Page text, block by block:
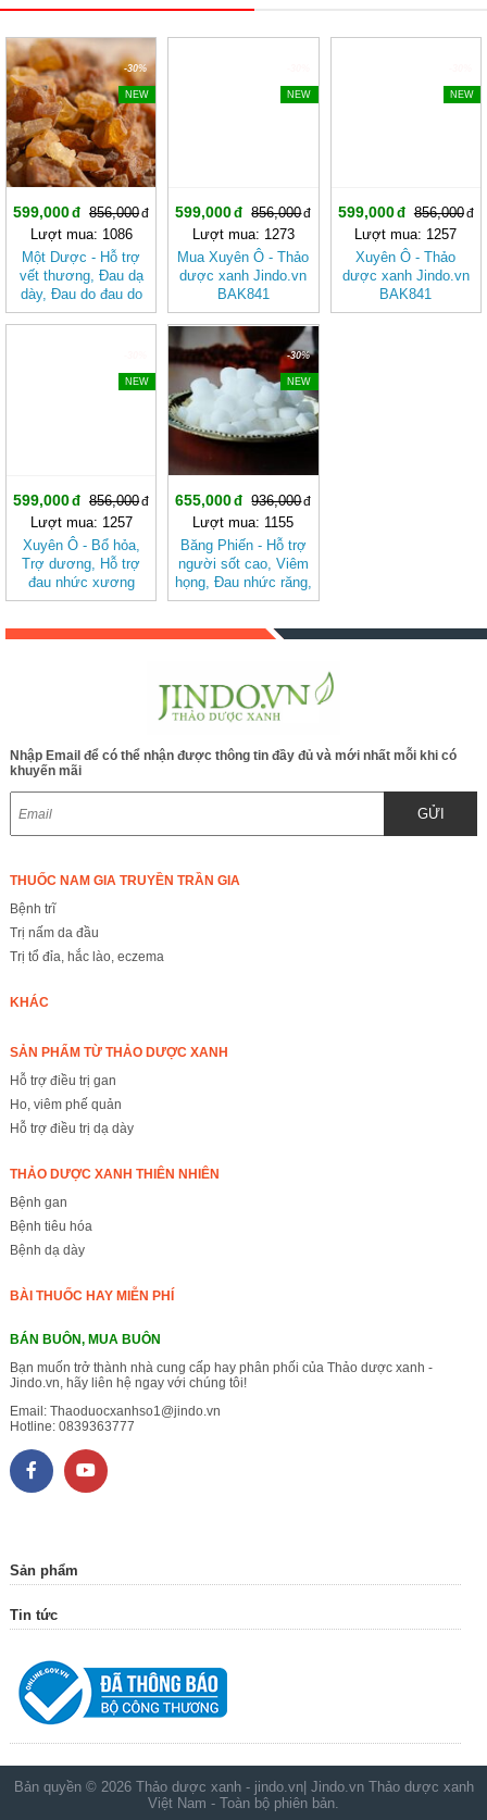
-30%
NEW
599,000
856,000
Lượt mua: 1086
Một Dược - Hỗ trợ
vết thương, Ðau dạ
dày, Ðau do đau do
chấn thương, Đau
NEW
599,000
856,000
Lượt mua: 1273
Mua Xuyên Ô - Thảo
dược xanh Jindo.vn
BAK841
NEW
599,000
856,000
Lượt mua: 1257
Xuyên Ô - Thảo
dược xanh Jindo.vn
BAK841
NEW
599,000
856,000
Lượt mua: 1257
Xuyên Ô - Bổ hỏa,
Trợ dương, Hỗ trợ
đau nhức xương
khớp BAK841
-30%
NEW
655,000
936,000
Lượt mua: 1155
Băng Phiến - Hỗ trợ
người sốt cao, Viêm
họng, Đau nhức răng,
Đầu đau chóng mặt
Nhập Email để có thể nhận được thông tin đầy đủ và mới nhất mỗi khi có
khuyến mãi
GỬI
THUỐC NAM GIA TRUYỀN TRẦN GIA
Bệnh trĩ
Trị nấm da đầu
Trị tổ đỉa, hắc lào, eczema
KHÁC
SẢN PHẨM TỪ THẢO DƯỢC XANH
Hỗ trợ điều trị gan
Ho, viêm phế quản
Hỗ trợ điều trị dạ dày
THẢO DƯỢC XANH THIÊN NHIÊN
Bệnh gan
Bệnh tiêu hóa
Bệnh dạ dày
BÀI THUỐC HAY MIỄN PHÍ
BÁN BUÔN, MUA BUÔN
Bạn muốn trở thành nhà cung cấp hay phân phối của Thảo dược xanh -
Jindo.vn, hãy liên hệ ngay với chúng tôi!
Email: Thaoduocxanhso1@jindo.vn
Hotline: 0839363777
Sản phẩm
Tin tức
Bản quyền © 2026 Thảo dược xanh - jindo.vn| Jindo.vn Thảo dược xanh
Việt Nam - Toàn bộ phiên bản.